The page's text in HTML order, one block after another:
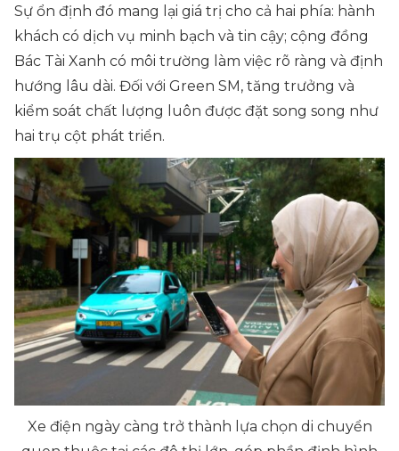
Sự ổn định đó mang lại giá trị cho cả hai phía: hành
khách có dịch vụ minh bạch và tin cậy; cộng đồng
Bác Tài Xanh có môi trường làm việc rõ ràng và định
hướng lâu dài. Đối với Green SM, tăng trưởng và
kiểm soát chất lượng luôn được đặt song song như
hai trụ cột phát triển.
Xe điện ngày càng trở thành lựa chọn di chuyển